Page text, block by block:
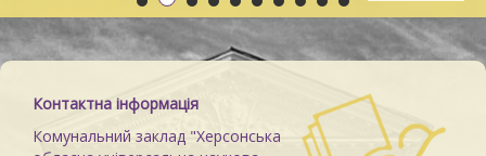
Контактна інформація
Комунальний заклад "Херсонська